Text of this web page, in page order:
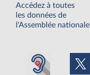
Accédez à toutes
les données de
l'Assemblée nationale